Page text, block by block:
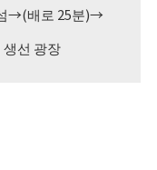
→(배로 25분)→
선 광장